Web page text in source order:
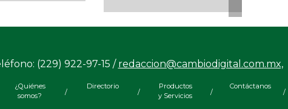
(229) 922-97-15 / redaccion@cambiodigital.com.mx,
¿Quiénes
somos?
/
Directorio
/
Productos
y Servicios
/
Contáctanos
/